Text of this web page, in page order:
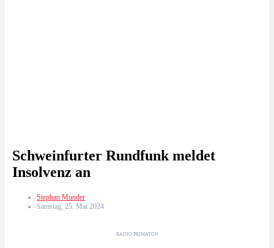
Schweinfurter Rundfunk meldet
Insolvenz an
Stephan Munder
Samstag, 25. Mai 2024
RADIO PRIMATON